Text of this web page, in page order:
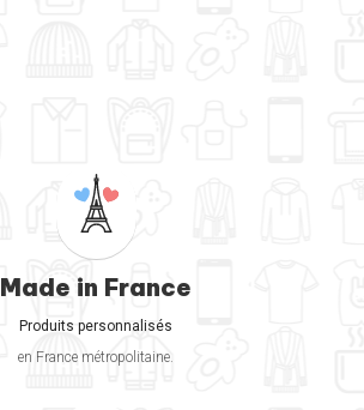
Made in France
Produits personnalisés
en France métropolitaine.